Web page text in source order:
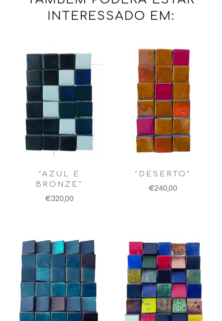
INTERESSADO EM:
"AZUL E
BRONZE"
€320,00
"DESERTO"
€240,00